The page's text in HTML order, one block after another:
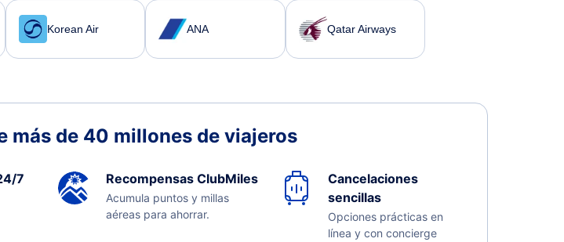
Korean Air ANA Qatar Airways
más de 40 millones de viajeros
7 Recompensas ClubMiles
Acumula puntos y millas
aéreas para ahorrar.
Cancelaciones
sencillas
Opciones prácticas en
línea y con concierge